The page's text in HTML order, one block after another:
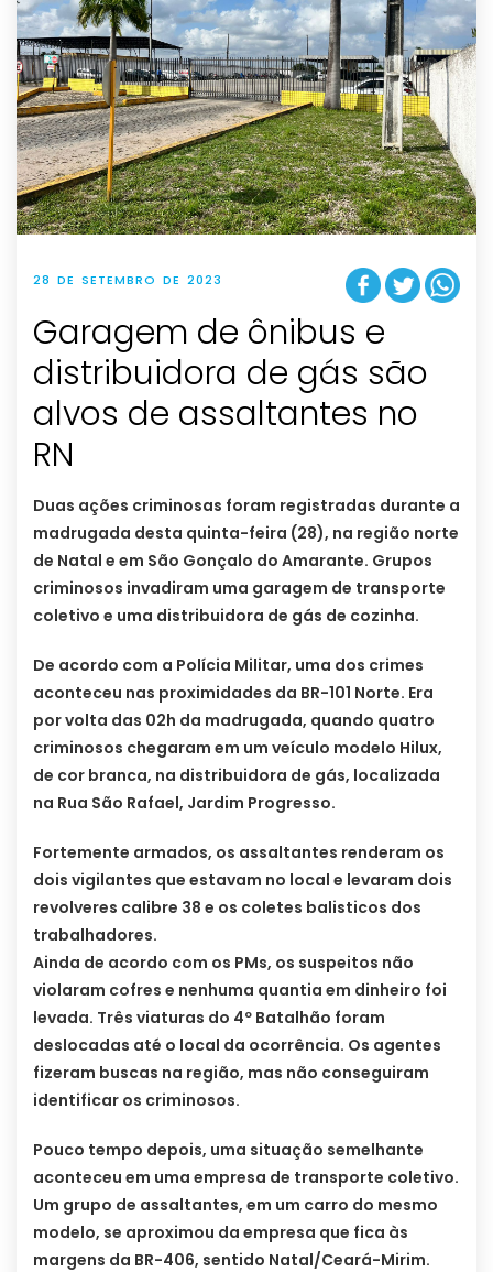
28 DE SETEMBRO DE 2023
Garagem de ônibus e
distribuidora de gás são
alvos de assaltantes no
RN
Duas ações criminosas foram registradas durante a
madrugada desta quinta-feira (28), na região norte
de Natal e em São Gonçalo do Amarante. Grupos
criminosos invadiram uma garagem de transporte
coletivo e uma distribuidora de gás de cozinha.
De acordo com a Polícia Militar, uma dos crimes
aconteceu nas proximidades da BR-101 Norte. Era
por volta das 02h da madrugada, quando quatro
criminosos chegaram em um veículo modelo Hilux,
de cor branca, na distribuidora de gás, localizada
na Rua São Rafael, Jardim Progresso.
Fortemente armados, os assaltantes renderam os
dois vigilantes que estavam no local e levaram dois
revolveres calibre 38 e os coletes balisticos dos
trabalhadores.
Ainda de acordo com os PMs, os suspeitos não
violaram cofres e nenhuma quantia em dinheiro foi
levada. Três viaturas do 4º Batalhão foram
deslocadas até o local da ocorrência. Os agentes
fizeram buscas na região, mas não conseguiram
identificar os criminosos.
Pouco tempo depois, uma situação semelhante
aconteceu em uma empresa de transporte coletivo.
Um grupo de assaltantes, em um carro do mesmo
modelo, se aproximou da empresa que fica às
margens da BR-406, sentido Natal/Ceará-Mirim.